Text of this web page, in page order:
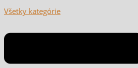
Všetky kategórie